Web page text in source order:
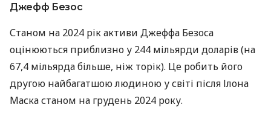
Джефф Безос
Станом на 2024 рік активи Джеффа Безоса
оцінюються приблизно у 244 мільярди доларів (на
67,4 мільярда більше, ніж торік). Це робить його
другою найбагатшою людиною у світі після Ілона
Маска станом на грудень 2024 року.